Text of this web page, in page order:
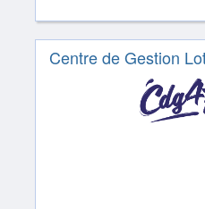
Centre de Gestion